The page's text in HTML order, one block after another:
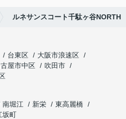
ルネサンスコート千駄ヶ谷NORTH
台東区
大阪市浪速区
屋市中区
吹田市
南堀江 新栄
東高麗橋
坂町